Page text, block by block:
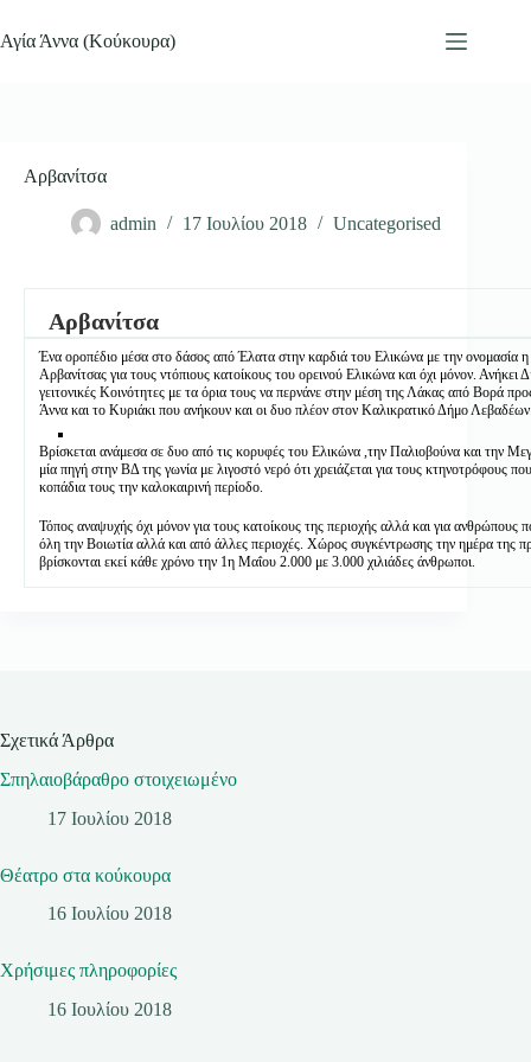
στο
περιεχόμενο
Αγία Άννα (Κούκουρα)
Αρβανίτσα
admin 17 Ιουλίου 2018 Uncategorised
Αρβανίτσα
Ένα οροπέδιο μέσα στο δάσος από Έλατα στην καρδιά του Ελικώνα με την ονομασία
Αρβανίτσας για τους ντόπιους κατοίκους του ορεινού Ελικώνα και όχι μόνον. Ανήκει
γειτονικές Κοινότητες με τα όρια τους να περνάνε στην μέση της Λάκας από Βορά
Άννα και το Κυριάκι που ανήκουν και οι δυο πλέον στον Καλικρατικό Δήμο
Βρίσκεται ανάμεσα σε δυο από τις κορυφές του Ελικώνα ,την Παλιοβούνα και την
μία πηγή στην ΒΔ της γωνία με λιγοστό νερό ότι χρειάζεται για τους κτηνοτρόφους
κοπάδια τους την καλοκαιρινή περίοδο.
Τόπος αναψυχής όχι μόνον για τους κατοίκους της περιοχής αλλά και για ανθρώπους
όλη την Βοιωτία αλλά και από άλλες περιοχές. Χώρος συγκέντρωσης την ημέρα της
βρίσκονται εκεί κάθε χρόνο την 1η Μαΐου 2.000 με 3.000 χιλιάδες άνθρωποι.
Σχετικά Άρθρα
Σπηλαιοβάραθρο στοιχειωμένο
17 Ιουλίου 2018
Θέατρο στα κούκουρα
16 Ιουλίου 2018
Χρήσιμες πληροφορίες
16 Ιουλίου 2018